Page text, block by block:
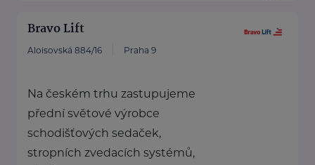
Bravo Lift
Aloisovská 884/16 Praha 9
Na českém trhu zastupujeme
přední světové výrobce
schodišťových sedaček,
stropních zvedacích systémů,